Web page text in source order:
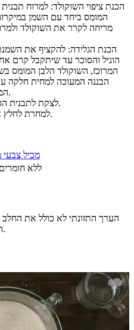
מריחה לקרר את השוקולד
הוניל והסוכר עד שיתקבל קרם
המרוכז, השוקולד הלבן המומס
הבננה המעוכה למחית חלקה
המאכל הצהוב, ולערבב בעדינות.
לצקת לתבנית הסיליקון ולהקפיא למשך לילה.
למחרת לחלץ את הגלידה על תבנית הגשה.
מכיל צבעי
ללא
הערך התזונתי לא כולל את
ההכנה לא כולל את זמן ההקפאה.